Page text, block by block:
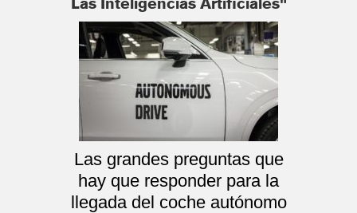
Las grandes preguntas que
hay que responder para la
llegada del coche autónomo